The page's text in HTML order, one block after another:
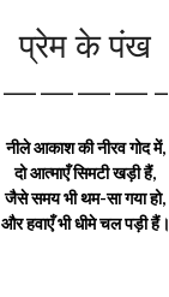
प्रेम के पंख
————-
नीले आकाश की नीरव गोद में,
दो आत्माएँ सिमटी खड़ी हैं,
जैसे समय भी थम-सा गया हो,
और हवाएँ भी धीमे चल पड़ी हैं।